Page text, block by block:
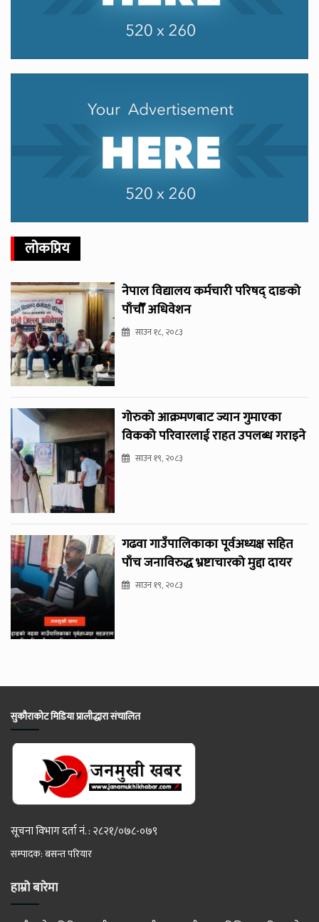
लोकप्रिय
नेपाल विद्यालय कर्मचारी परिषद् दाङको
पाँचौँ अधिवेशन
साउन १८, २०८३
गोरुको आक्रमणबाट ज्यान गुमाएका
विकको परिवारलाई राहत उपलब्ध गराइने
साउन १९, २०८३
गढवा गाउँपालिकाका पूर्वअध्यक्ष सहित
पाँच जनाविरुद्ध भ्रष्टाचारको मुद्दा दायर
साउन १९, २०८३
सुकौराकोट मिडिया प्रालीद्धारा संचालित
सूचना विभाग दर्ता नं. : २८२१/०७८-०७९
सम्पादक: बसन्त परियार
हाम्रो बारेमा